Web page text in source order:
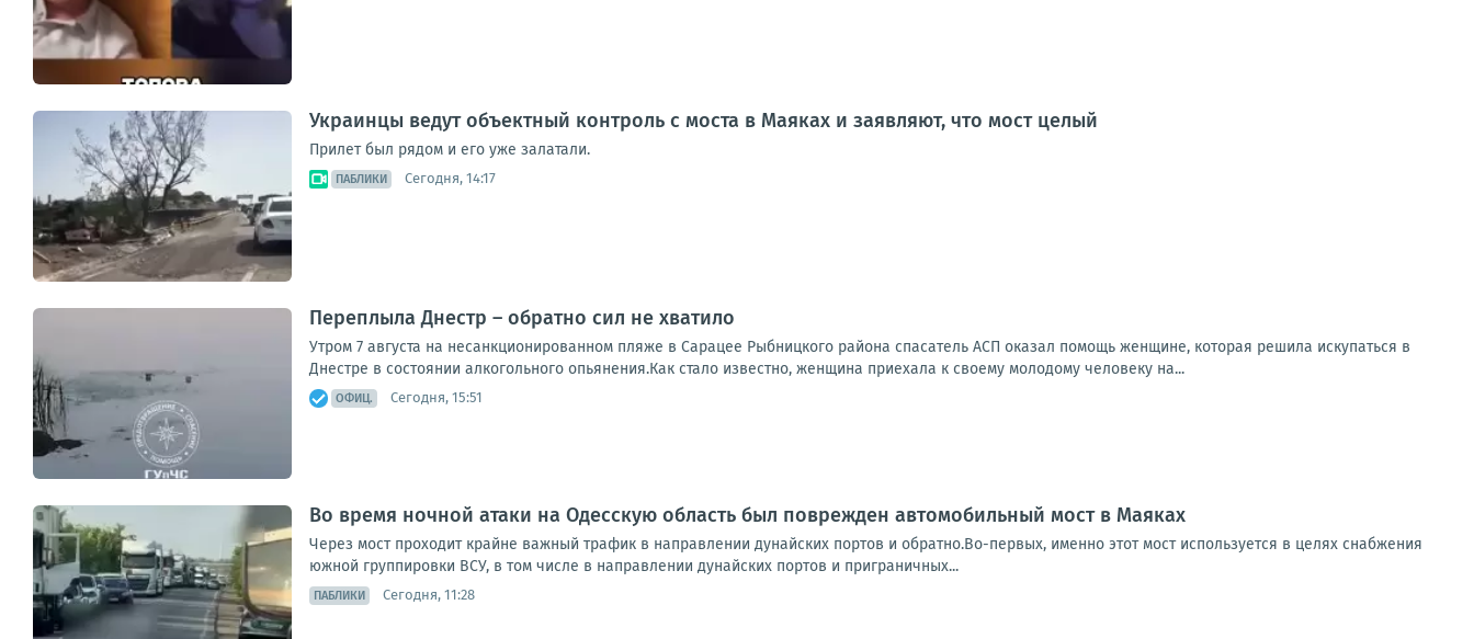
Украинцы ведут объектный контроль с моста в Маяках и заявляют, что мост целый
Прилет был рядом и его уже залатали.
ПАБЛИКИ Сегодня, 14:17
Переплыла Днестр – обратно сил не хватило
Утром 7 августа на несанкционированном пляже в Сарацее Рыбницкого района спасатель АСП оказал помощь женщине, которая решила искупаться в
Днестре в состоянии алкогольного опьянения.Как стало известно, женщина приехала к своему молодому человеку на...
ОФИЦ. Сегодня, 15:51
Во время ночной атаки на Одесскую область был поврежден автомобильный мост в Маяках
Через мост проходит крайне важный трафик в направлении дунайских портов и обратно.Во-первых, именно этот мост используется в целях снабжения
южной группировки ВСУ, в том числе в направлении дунайских портов и приграничных...
ПАБЛИКИ Сегодня, 11:28